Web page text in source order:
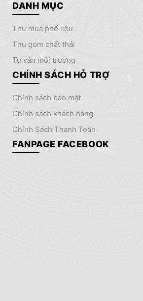
DANH MỤC
thu mua phế liệu
thu gom chất thải
tư vấn môi trường
CHÍNH SÁCH HỖ TRỢ
chính sách bảo mật
chính sách khách hàng
Chính Sách Thanh Toán
FANPAGE FACEBOOK